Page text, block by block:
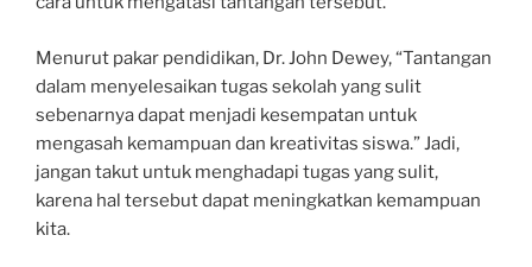
Menurut pakar pendidikan, Dr. John Dewey, “Tantangan
dalam menyelesaikan tugas sekolah yang sulit
sebenarnya dapat menjadi kesempatan untuk
mengasah kemampuan dan kreativitas siswa.” Jadi,
jangan takut untuk menghadapi tugas yang sulit,
karena hal tersebut dapat meningkatkan kemampuan
kita.